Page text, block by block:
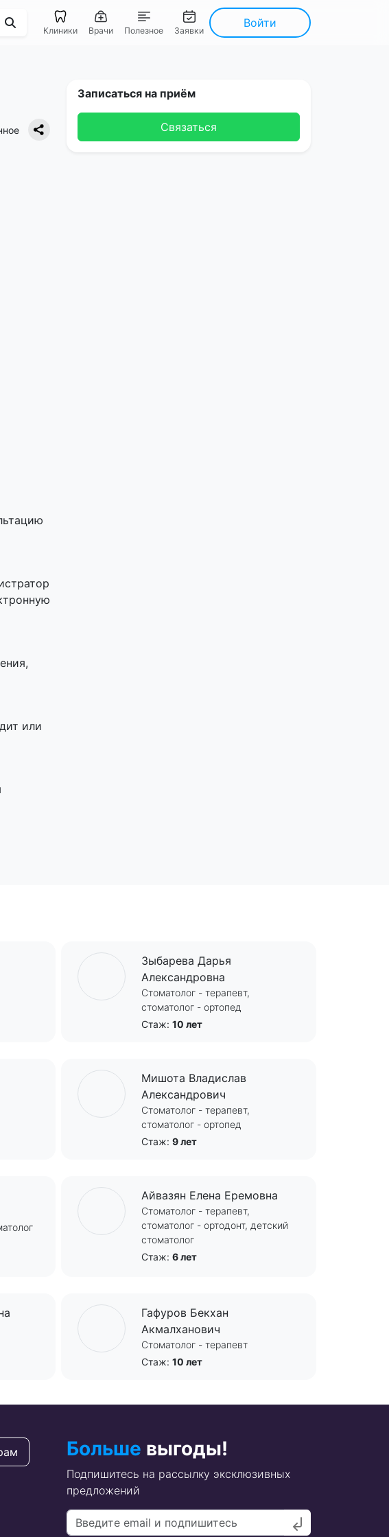
Клиники Врачи Полезное Заявки
Войти
Записаться на приём
Связаться
или
Зыбарева Дарья
Александровна
Стоматолог - терапевт,
стоматолог - ортопед
Стаж: 10 лет
Мишота Владислав
Александрович
Стоматолог - терапевт,
стоматолог - ортопед
Стаж: 9 лет
Айвазян Елена Еремовна
Стоматолог - терапевт,
стоматолог - ортодонт, детский
стоматолог
Стаж: 6 лет
Гафуров Бекхан
Акмалханович
Стоматолог - терапевт
Стаж: 10 лет
Больше выгоды!
Подпишитесь на рассылку эксклюзивных
предложений